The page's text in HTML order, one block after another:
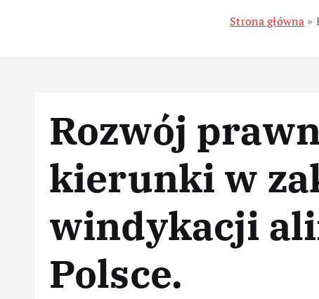
t
Strona główna »
Rozwój
kierunki w
windykacji
Polsce.